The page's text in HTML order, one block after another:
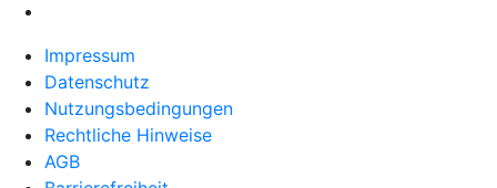
Impressum
Datenschutz
Nutzungsbedingungen
Rechtliche Hinweise
AGB